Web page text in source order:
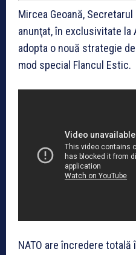
Mircea Geoană, Secretarul
anunţat, în exclusivitate la
adopta o nouă strategie
mod special Flancul Estic.
NATO are încredere